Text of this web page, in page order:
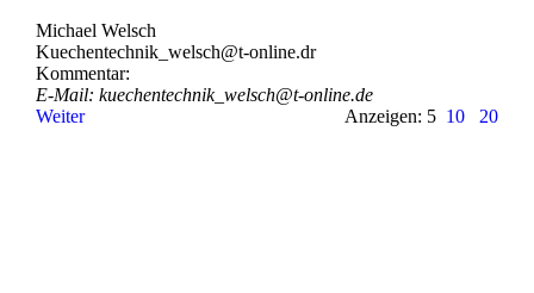
Michael Welsch
Kuechentechnik_­welsch@­t-­online.­dr
Kommentar:
E-Mail: kuechentechnik_­welsch@­t-­online.­de
Weiter
Anzeigen: 5 10 20